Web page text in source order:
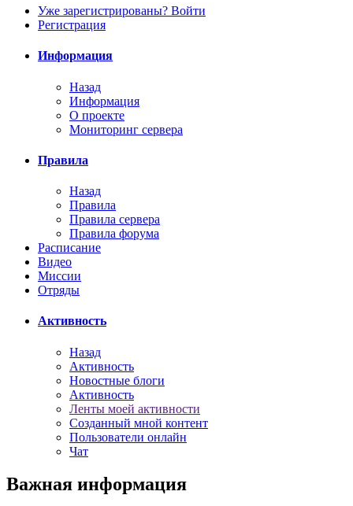
Уже зарегистрированы? Войти
Регистрация
Информация
Назад
Информация
О проекте
Мониторинг сервера
Правила
Назад
Правила
Правила сервера
Правила форума
Расписание
Видео
Миссии
Отряды
Активность
Назад
Активность
Новостные блоги
Активность
Ленты моей активности
Созданный мной контент
Пользователи онлайн
Чат
Важная информация